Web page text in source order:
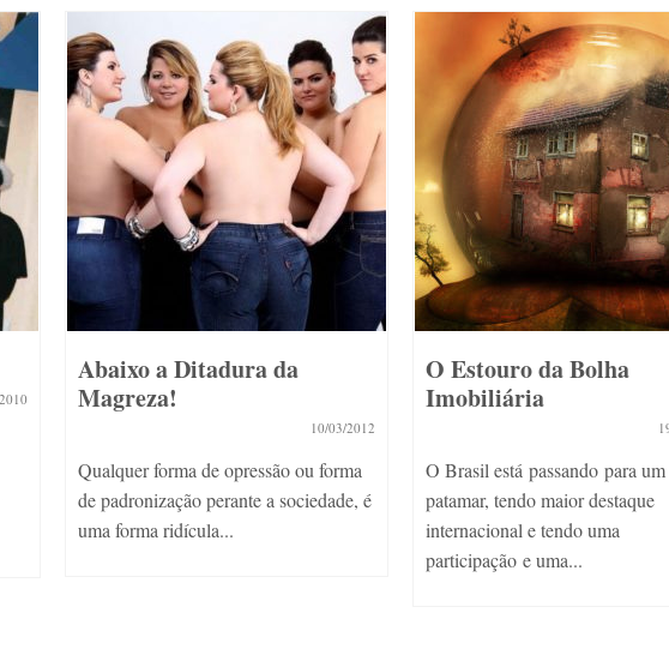
Abaixo a Ditadura da
Magreza!
Qualquer forma de opressão ou forma
de padronização perante a sociedade, é
uma forma ridícula...
O Estouro da Bolha
Imobiliária
O Brasil está passando para um novo
patamar, tendo maior destaque
internacional e tendo uma
participação e uma...